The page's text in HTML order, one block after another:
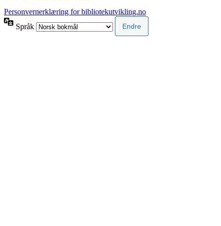
Personvernerklæring for bibliotekutvikling.no
Språk